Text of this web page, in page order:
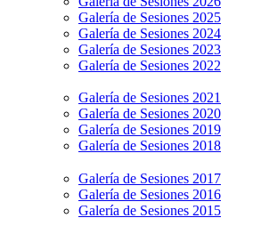
Galería de Sesiones 2025
Galería de Sesiones 2024
Galería de Sesiones 2023
Galería de Sesiones 2022
Galería de Sesiones 2021
Galería de Sesiones 2020
Galería de Sesiones 2019
Galería de Sesiones 2018
Galería de Sesiones 2017
Galería de Sesiones 2016
Galería de Sesiones 2015